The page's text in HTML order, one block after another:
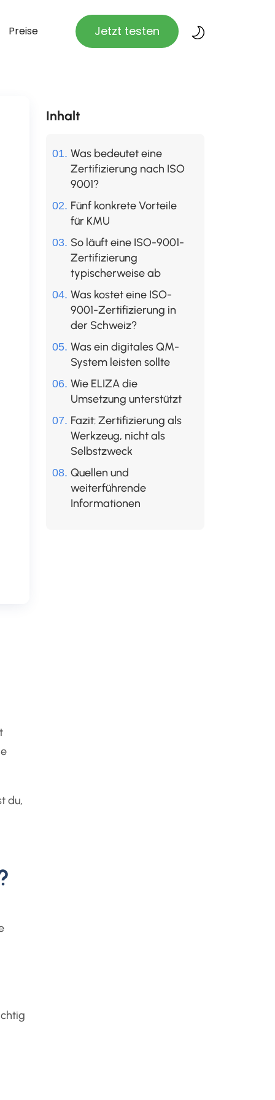
Preise Jetzt testen
du,
Inhalt
Was bedeutet eine
Zertifizierung nach ISO
9001?
Fünf konkrete Vorteile
für KMU
So läuft eine ISO-9001-
Zertifizierung
typischerweise ab
Was kostet eine ISO-
9001-Zertifizierung in
der Schweiz?
Was ein digitales QM-
System leisten sollte
Wie ELIZA die
Umsetzung unterstützt
Fazit: Zertifizierung als
Werkzeug, nicht als
Selbstzweck
Quellen und
weiterführende
Informationen